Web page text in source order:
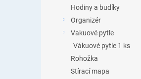
Hodiny a budíky
Organizér
Vakuové pytle
Vákuové pytle 1 ks
Rohožka
Stírací mapa